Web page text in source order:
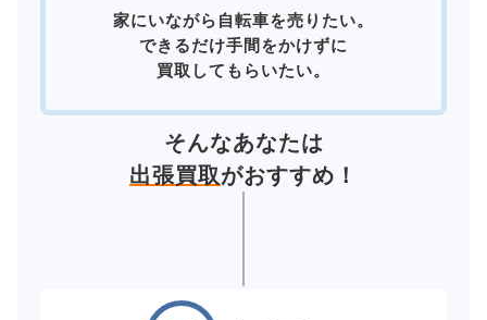
家にいながら自転車を売りたい。
できるだけ手間をかけずに
買取してもらいたい。
そんなあなたは
出張買取がおすすめ！